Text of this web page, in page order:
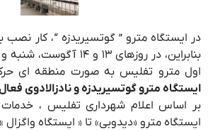
در ایستگاه مترو ” گوتسیریدزه “، کار نصب
بنابراین، در روزهای ۱۳ و
اول مترو تفلیس به صورت منطقه ای
ایستگاه مترو گوتسیریدزه و نادزالادوی
بر اساس اعلام شهرداری تفلیس ، خدمات
ایستگاه مترو «دیدوبی» تا « ایستگاه